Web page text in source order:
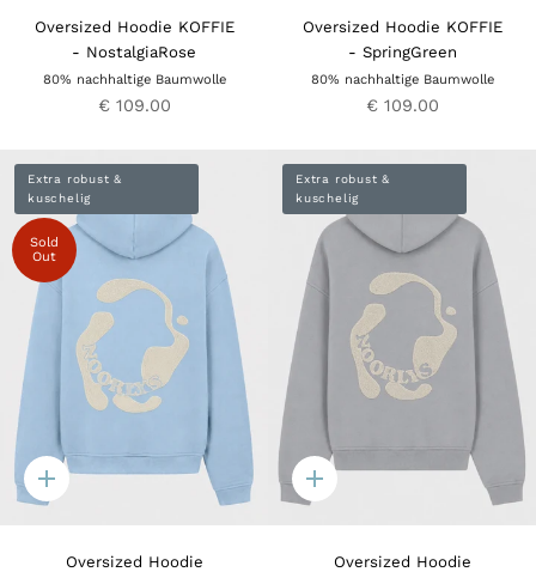
Oversized Hoodie KOFFIE
- NostalgiaRose
80% nachhaltige Baumwolle
€ 109.00
Oversized Hoodie KOFFIE
- SpringGreen
80% nachhaltige Baumwolle
€ 109.00
Quick
add
Extra robust &
kuschelig
Sold
Out
Oversized Hoodie
Quick
Extra robust &
kuschelig
Oversized Hoodie